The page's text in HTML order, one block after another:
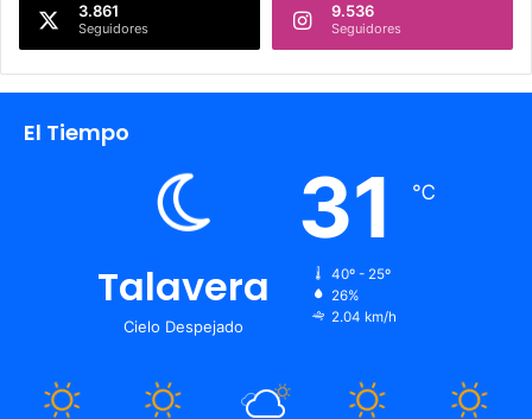
3.861
Seguidores
9.536
Seguidores
El Tiempo
Talavera
Cielo Despejado
31 ℃
40º - 25º
26%
2.04 km/h